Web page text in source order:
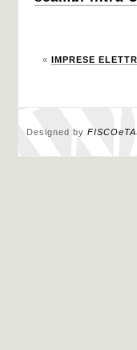
« IMPRESE
Designed by